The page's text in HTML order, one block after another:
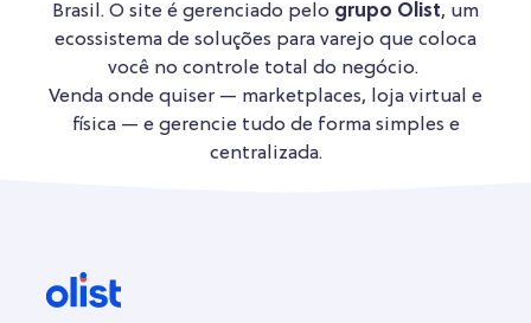
Brasil. O site é gerenciado pelo grupo Olist, um
ecossistema de soluções para varejo que coloca
você no controle total do negócio.
Venda onde quiser — marketplaces, loja virtual e
física — e gerencie tudo de forma simples e
centralizada.